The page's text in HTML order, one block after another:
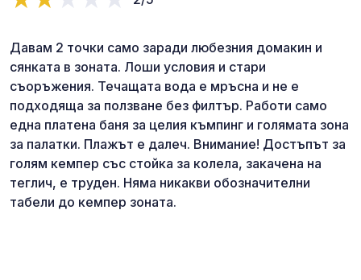
Давам 2 точки само заради любезния домакин и
сянката в зоната. Лоши условия и стари
съоръжения. Течащата вода е мръсна и не е
подходяща за ползване без филтър. Работи само
една платена баня за целия къмпинг и голямата зона
за палатки. Плажът е далеч. Внимание! Достъпът за
голям кемпер със стойка за колела, закачена на
теглич, е труден. Няма никакви обозначителни
табели до кемпер зоната.